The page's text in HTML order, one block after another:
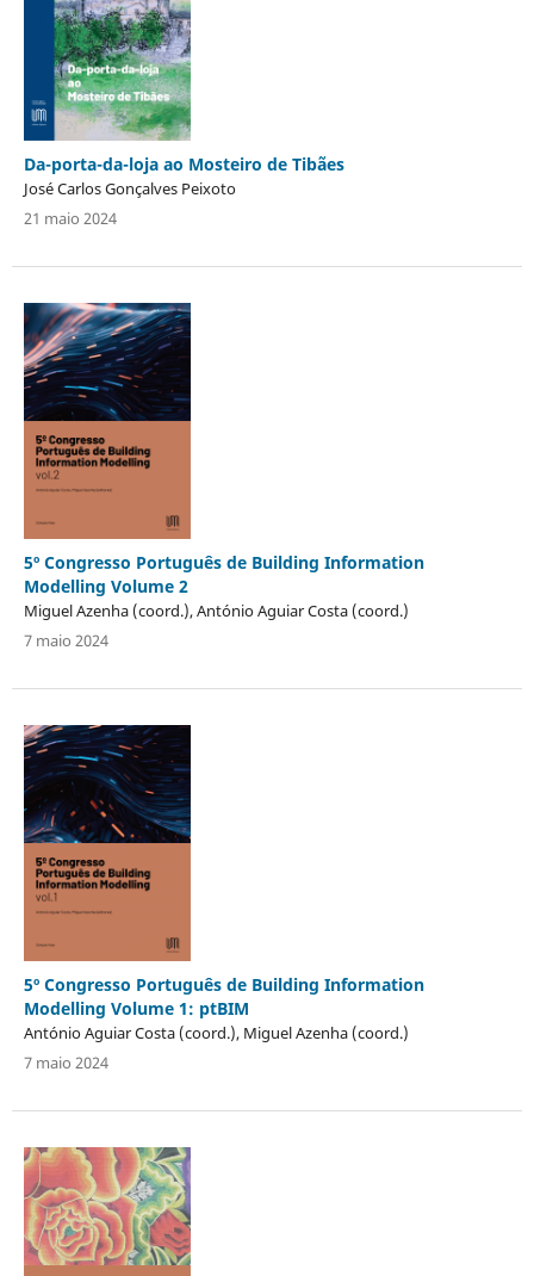
Da-porta-da-loja ao Mosteiro de Tibães
José Carlos Gonçalves Peixoto
21 maio 2024
5º Congresso Português de Building Information
Modelling Volume 2
Miguel Azenha (coord.), António Aguiar Costa (coord.)
7 maio 2024
5º Congresso Português de Building Information
Modelling Volume 1: ptBIM
António Aguiar Costa (coord.), Miguel Azenha (coord.)
7 maio 2024